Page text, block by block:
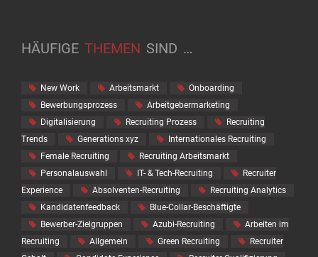
HÄUFIGE THEMEN SIND …
New Work Arbeitsmarkt
Onboarding
Bewerbungsprozess
Arbeitgebermarketing
Digitalisierung
Recruiting Prozess
Recruiting
Trends
Generations xyz
Internationales Recruiting
Female Recruiting
Recruiting Arbeitsmarkt
Personalauswahl
IT- & Tech-Recruiting
Recruiter
Experience
Absolventen-Recruiting
Recruiting Analytics
Kandidatenfeedback
Blue-Collar-Beschäftigte
Bewerber-Zielgruppen
Azubi-Recruiting
Arbeiten im
Recruiting
Allgemein Green Recruiting
Recruiter